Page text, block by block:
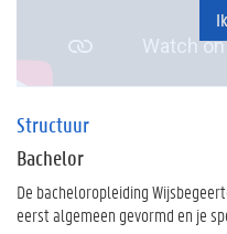
Structuur
Bachelor
De bacheloropleiding
eerst algemeen gevormd en je